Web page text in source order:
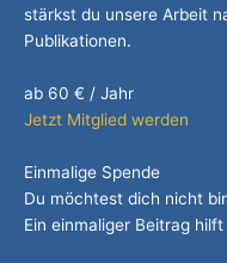
stärkst du unsere Arbeit
Publikationen.
ab 60 € / Jahr
Jetzt Mitglied werden
Einmalige Spende
Du möchtest dich nicht
Ein einmaliger Beitrag